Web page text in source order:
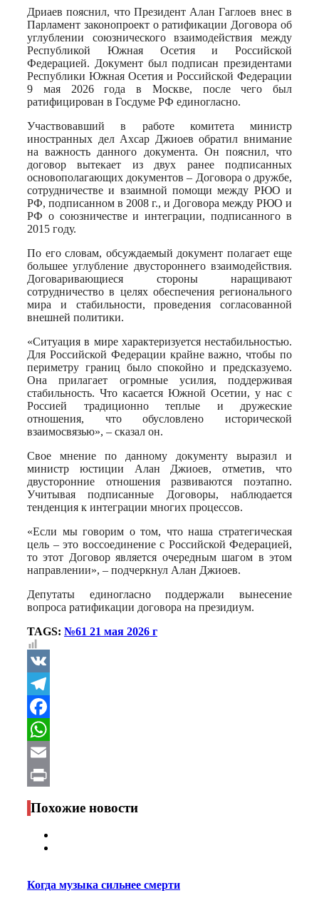
Дриаев пояснил, что Президент Алан Гаглоев внес в
Парламент законопроект о ратификации Договора об
углублении союзнического взаимодействия между
Республикой Южная Осетия и Российской
Федерацией. Документ был подписан президентами
Республики Южная Осетия и Российской Федерации
9 мая 2026 года в Москве, после чего был
ратифицирован в Госдуме РФ единогласно.
Участвовавший в работе комитета министр
иностранных дел Ахсар Джиоев обратил внимание
на важность данного документа. Он пояснил, что
договор вытекает из двух ранее подписанных
основополагающих документов – Договора о дружбе,
сотрудничестве и взаимной помощи между РЮО и
РФ, подписанном в 2008 г., и Договора между РЮО и
РФ о союзничестве и интеграции, подписанного в
2015 году.
По его словам, обсуждаемый документ полагает еще
большее углубление двустороннего взаимодействия.
Договаривающиеся стороны наращивают
сотрудничество в целях обеспечения регионального
мира и стабильности, проведения согласованной
внешней политики.
«Ситуация в мире характеризуется нестабильностью.
Для Российской Федерации крайне важно, чтобы по
периметру границ было спокойно и предсказуемо.
Она прилагает огромные усилия, поддерживая
стабильность. Что касается Южной Осетии, у нас с
Россией традиционно теплые и дружеские
отношения, что обусловлено исторической
взаимосвязью», – сказал он.
Свое мнение по данному документу выразил и
министр юстиции Алан Джиоев, отметив, что
двусторонние отношения развиваются поэтапно.
Учитывая подписанные Договоры, наблюдается
тенденция к интеграции многих процессов.
«Если мы говорим о том, что наша стратегическая
цель – это воссоединение с Российской Федерацией,
то этот Договор является очередным шагом в этом
направлении», – подчеркнул Алан Джиоев.
Депутаты единогласно поддержали вынесение
вопроса ратификации договора на президиум.
TAGS: №61 21 мая 2026 г
VK
Telegram
Facebook
WhatsApp
Email
Print
Похожие новости
Когда музыка сильнее смерти